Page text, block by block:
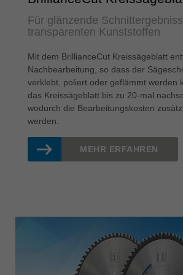
Für glänzende
transparenten Kunststoffen
Mit dem BrillianceCut Kreissägeblatt
Nachbearbeitung, so dass der
verklebt, poliert oder geflämmt werden
das Kreissägeblatt bis zu 20-mal
wodurch die Bearbeitungskosten
werden.
MEHR ERFAHREN